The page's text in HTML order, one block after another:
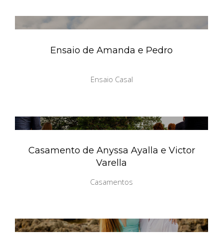
Ensaio de Amanda e Pedro
Ensaio Casal
Casamento de Anyssa Ayalla e Victor
Varella
Casamentos